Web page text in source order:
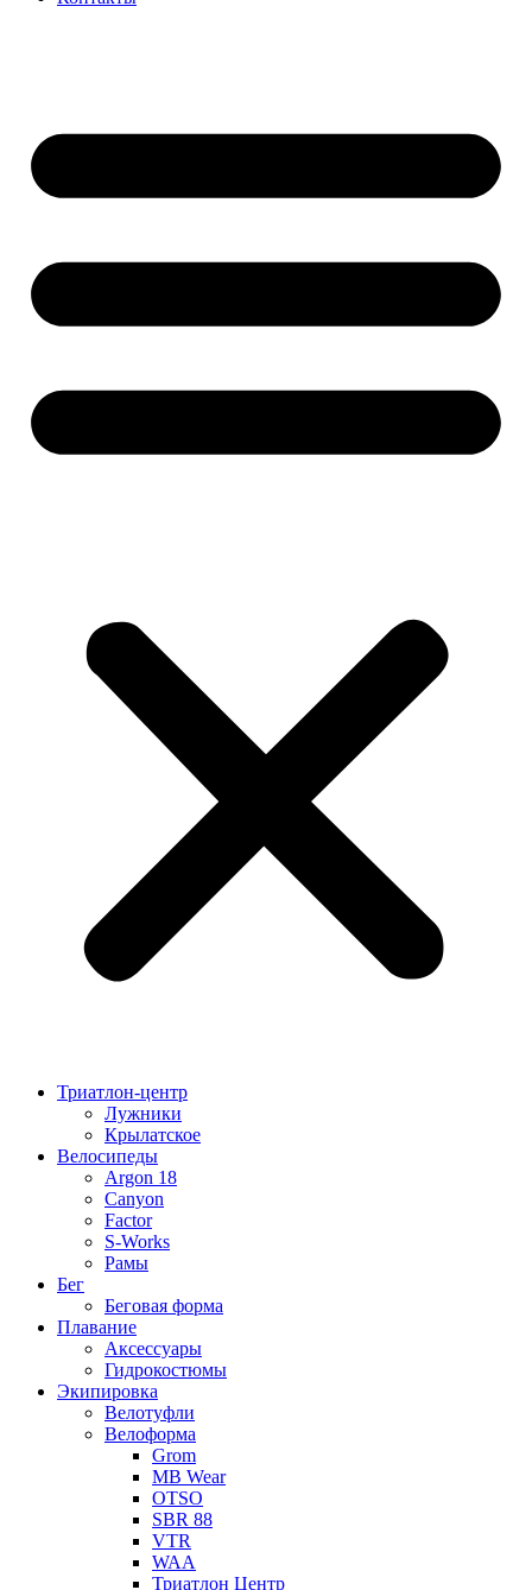
Триатлон-центр
Лужники
Крылатское
Велосипеды
Argon 18
Canyon
Factor
S-Works
Рамы
Бег
Беговая форма
Плавание
Аксессуары
Гидрокостюмы
Экипировка
Велотуфли
Велоформа
Grom
MB Wear
OTSO
SBR 88
VTR
WAA
Триатлон Центр